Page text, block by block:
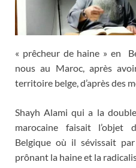
« prêcheur de haine » en
nous au Maroc, après
territoire belge, d’après des
Shayh Alami qui a la
marocaine faisait l’objet
Belgique où il sévissait
prônant la haine et la